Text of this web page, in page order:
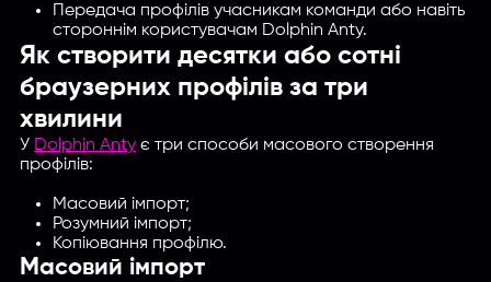
Передача профілів учасникам команди або навіть
стороннім користувачам Dolphin Anty.
Як створити десятки або сотні
браузерних профілів за три
хвилини
У Dolphin Antyє три способи масового створення
профілів:
Масовий імпорт;
Розумний імпорт;
Копіювання профілю.
Масовий імпорт